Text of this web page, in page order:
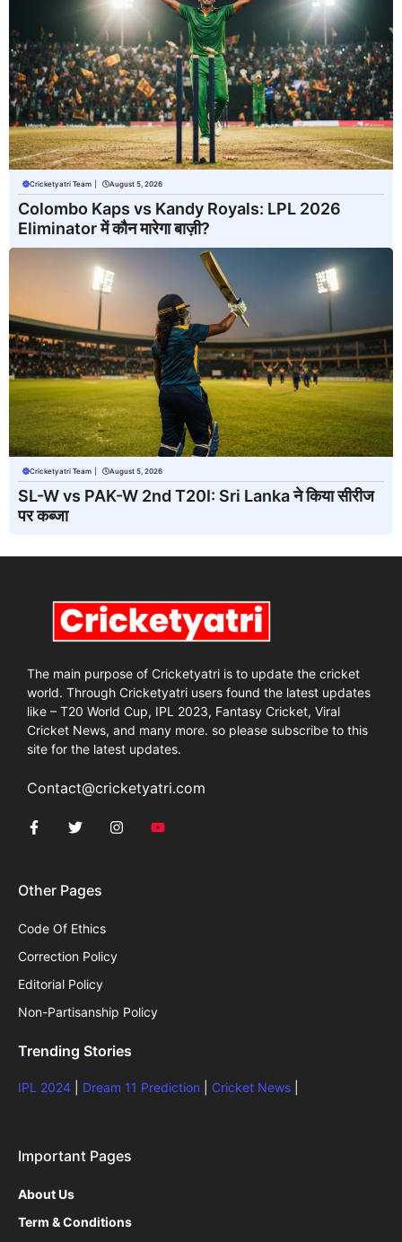
Cricketyatri Team August 5, 2026
Colombo Kaps vs Kandy Royals: LPL 2026
Eliminator में कौन मारेगा बाज़ी?
Cricketyatri Team August 5, 2026
SL-W vs PAK-W 2nd T20I: Sri Lanka ने किया सीरीज
पर कब्जा
The main purpose of Cricketyatri is to update the cricket
world. Through Cricketyatri users found the latest updates
like – T20 World Cup, IPL 2023, Fantasy Cricket, Viral
Cricket News, and many more. so please subscribe to this
site for the latest updates.
Contact@cricketyatri.com
Other Pages
Code Of Ethics
Correction Policy
Editorial Policy
Non-Partisanship Policy
Trending Stories
IPL 2024 Dream 11 Prediction Cricket News
Important Pages
About Us
Term & Conditions